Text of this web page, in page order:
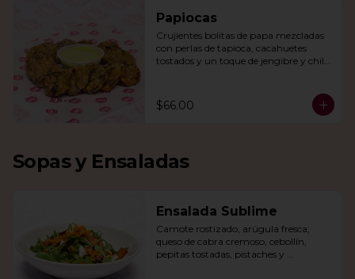
Papiocas
Crujientes bolitas de papa mezcladas
con perlas de tapioca, cacahuetes
tostados y un toque de jengibre y chile
$66.00
Sopas y Ensaladas
Ensalada Sublime
Camote rostizado, arúgula fresca,
queso de cabra cremoso, cebollín,
pepitas tostadas, pistaches y